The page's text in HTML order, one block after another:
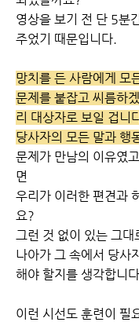
영상을 보기 전 단 5분
주었기 때문입니다.
망치를 든 사람에게 모
문제를 붙잡고 씨름하
리 대상자로 보일 겁니
당사자의 모든 말과 행
문제가 만남의 이유였
면
우리가 이러한 편견과
요?
그런 것 없이 있는 그대
나아가 그 속에서 당사
해야 할지를 생각합니
이런 시선도 훈련이 필